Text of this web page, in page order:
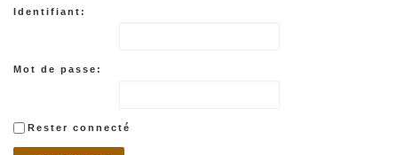
Identifiant:
Mot de passe:
Rester connecté